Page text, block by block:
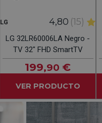
LG 4,80 (15)
LG 32LR60006LA Negro -
TV 32" FHD SmartTV
199,90 €
VER PRODUCTO